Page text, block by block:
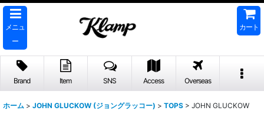
メニュ
ー
カート
Brand Item SNS Access Overseas
ホーム > JOHN GLUCKOW (ジョングラッコー) > TOPS > JOHN GLUCKOW